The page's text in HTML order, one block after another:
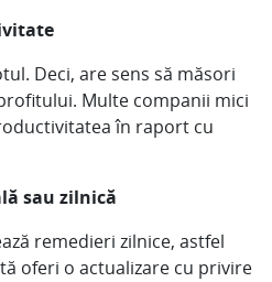
Deci, are sens să măsori
Multe companii mici
în raport cu
sau zilnică
remedieri zilnice, astfel
oferi o actualizare cu privire